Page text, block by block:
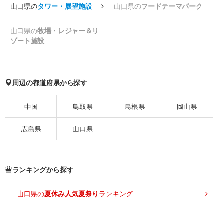
山口県のタワー・展望施設 山口県のフードテーマパーク
山口県の牧場・レジャー＆リ
ゾート施設
周辺の都道府県から探す
中国 鳥取県 島根県 岡山県
広島県 山口県
ランキングから探す
山口県の夏休み人気夏祭り ランキング